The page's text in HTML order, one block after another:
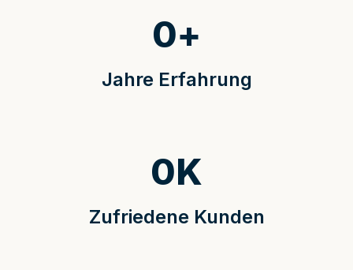
Jahre Erfahrung
0+
Zufriedene Kunden
0K